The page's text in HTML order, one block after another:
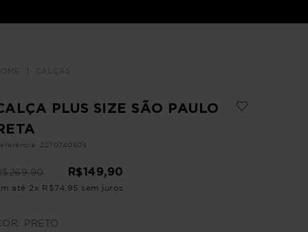
CALÇAS
PLUS SIZE SÃO PAULO
: 2270740505
269,90 R$149,90
até 2 x R$74 95 sem juros
PRETO